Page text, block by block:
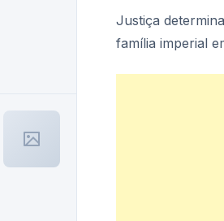
Justiça
família imperial